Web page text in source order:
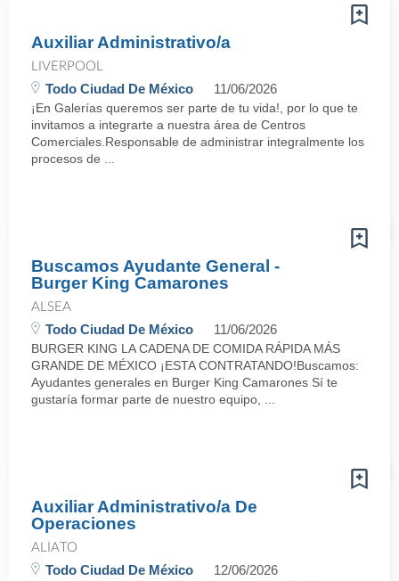
Auxiliar Administrativo/a
LIVERPOOL
Todo Ciudad De México 11/06/2026
¡En Galerías queremos ser parte de tu vida!, por lo que te
invitamos a integrarte a nuestra área de Centros
Comerciales.Responsable de administrar integralmente los
procesos de ...
Buscamos Ayudante General -
Burger King Camarones
ALSEA
Todo Ciudad De México 11/06/2026
BURGER KING LA CADENA DE COMIDA RÁPIDA MÁS
GRANDE DE MÉXICO ¡ESTA CONTRATANDO!Buscamos:
Ayudantes generales en Burger King Camarones Sí te
gustaría formar parte de nuestro equipo, ...
Auxiliar Administrativo/a De
Operaciones
ALIATO
Todo Ciudad De México 12/06/2026